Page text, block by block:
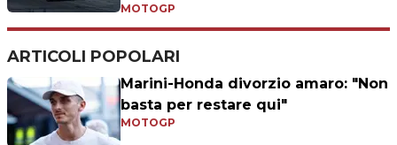
MOTOGP
ARTICOLI POPOLARI
Marini-Honda divorzio amaro: "Non
basta per restare qui"
MOTOGP